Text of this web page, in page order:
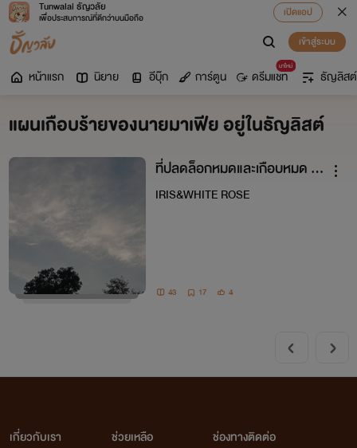
Tunwalai ธัญวลัย
เพื่อประสบการณ์ที่ดีกว่าบนมือถือ
เปิดแอป
เข้าสู่ระบบ
หน้าแรก นิยาย อีบุ๊ก การ์ตูน
มาใหม่
ดรีมแชท ธัญลิสต์
แผนเกือบร้ายของนายมาเฟีย อยู่ในธัญลิสต์
ที่ปลดล็อกหมดและเกือบหมด ข
องฟรีด้วย
IRIS&WHITE ROSE
43 17 4
เกี่ยวกับเรา
ช่วยเหลือ
ช่องทางติดต่อ